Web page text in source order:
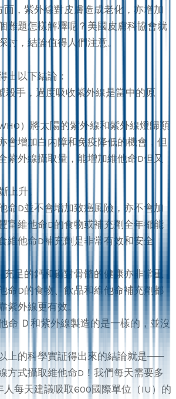
面，紫外線對皮膚造成老化，亦增加
難題怎樣解釋呢？美國皮膚科協會就
討，結論值得人們注意。
出以下結論：
殺手，過度吸收紫外線是當中的原
）將太陽的紫外線和紫外線燈歸類
會增加白內障和免疫降低的機會，但
紫外線攝取量，能增加維他命D但又
上升。
命D並不會增加致癌風險，亦不會加
富維他命D的食物或補充劑全年都能
維他命D補充劑是非常有效和安全
充足的鈣和磷對骨骼的健康亦非常重
命D的食物、飲品和維他命補充劑都
紫外線更有效。
命 Ｄ和紫外線製造的是一樣的，並沒
上的科學實証得出來的結論就是─―
方式攝取維他命D！我們每天需要多
人每天建議吸取600國際單位（IU）的